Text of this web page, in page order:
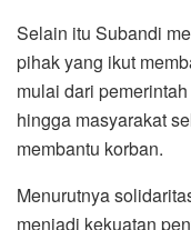
Selain itu Subandi
pihak yang ikut
mulai dari
hingga masyarakat
membantu korban.
Menurutnya
menjadi kekuatan